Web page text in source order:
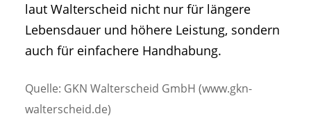
laut Walterscheid nicht nur für längere
Lebensdauer und höhere Leistung, sondern
auch für einfachere Handhabung.
Quelle: GKN Walterscheid GmbH (www.gkn-
walterscheid.de)